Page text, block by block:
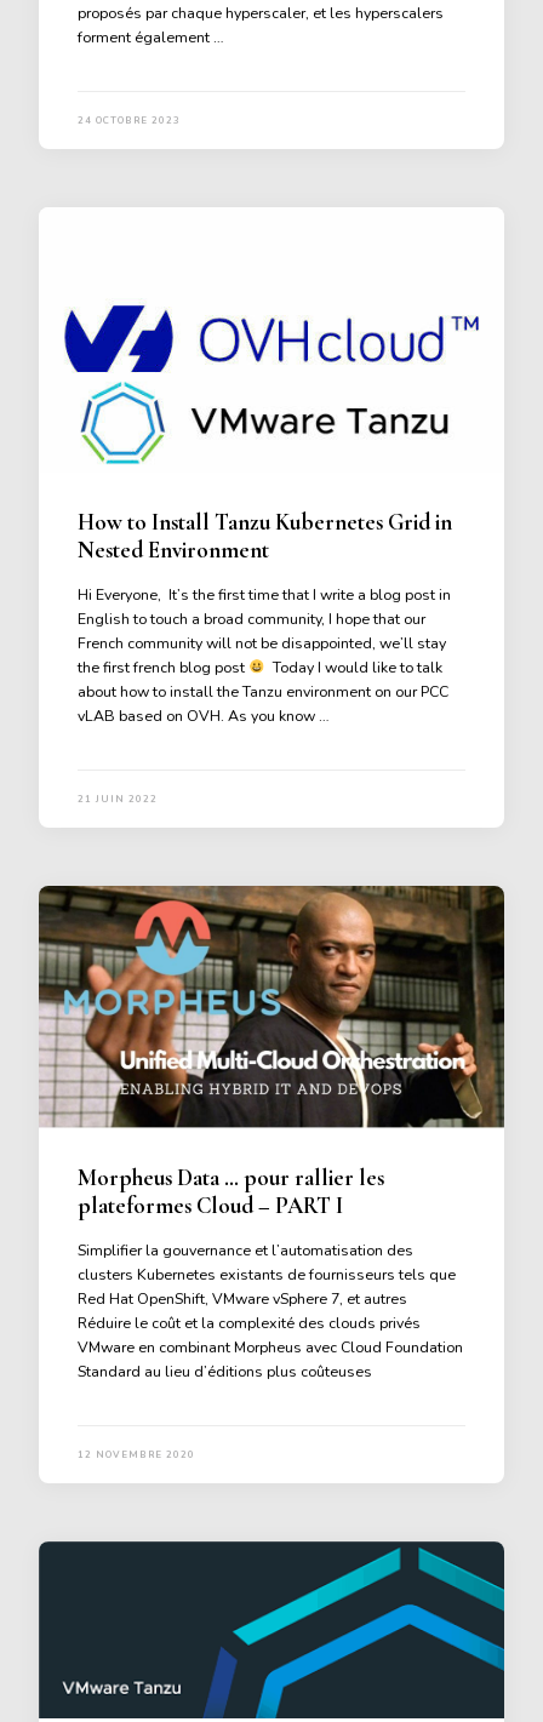
proposés par chaque hyperscaler, et les hyperscalers
forment également …
24 OCTOBRE 2023
How to Install Tanzu Kubernetes Grid in
Nested Environment
Hi Everyone, It’s the first time that I write a blog post in
English to touch a broad community, I hope that our
French community will not be disappointed, we’ll stay
the first french blog post
Today I would like to talk
about how to install the Tanzu environment on our PCC
vLAB based on OVH. As you know …
21 JUIN 2022
Morpheus Data … pour rallier les
plateformes Cloud – PART I
Simplifier la gouvernance et l’automatisation des
clusters Kubernetes existants de fournisseurs tels que
Red Hat OpenShift, VMware vSphere 7, et autres
Réduire le coût et la complexité des clouds privés
VMware en combinant Morpheus avec Cloud Foundation
Standard au lieu d’éditions plus coûteuses
12 NOVEMBRE 2020